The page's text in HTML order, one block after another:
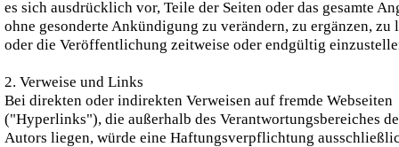
es sich ausdrücklich vor, Teile der Seiten oder das gesamte
ohne gesonderte Ankündigung zu verändern, zu ergänzen, zu
oder die Veröffentlichung zeitweise oder endgültig
2. Verweise und Links
Bei direkten oder indirekten Verweisen auf fremde Webseiten
("Hyperlinks"), die außerhalb des Verantwortungsbereiches
Autors liegen, würde eine Haftungsverpflichtung